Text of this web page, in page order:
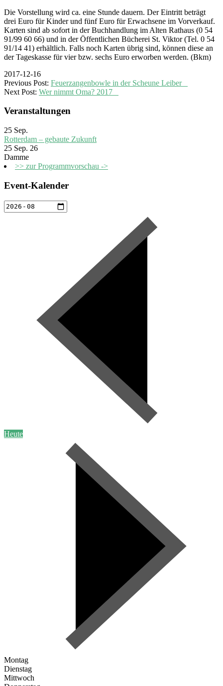
Die Vorstellung wird ca. eine Stunde dauern. Der Eintritt beträgt
drei Euro für Kinder und fünf Euro für Erwachsene im Vorverkauf.
Karten sind ab sofort in der Buchhandlung im Alten Rathaus (0 54
91/99 60 66) und in der Öffentlichen Bücherei St. Viktor (Tel. 0 54
91/14 41) erhältlich. Falls noch Karten übrig sind, können diese an
der Tageskasse für vier bzw. sechs Euro erworben werden. (Bkm)
2017-12-16
Previous Post: Feuerzangenbowle in der Scheune Leiber
Next Post: Wer nimmt Oma? 2017
Veranstaltungen
25 Sep.
Rotterdam – gebaute Zukunft
25 Sep. 26
Damme
>> zur Programmvorschau ->
Event-Kalender
Heute
Montag
Dienstag
Mittwoch